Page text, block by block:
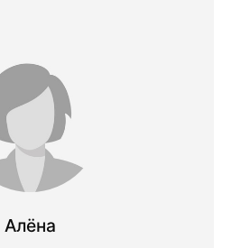
Алёна